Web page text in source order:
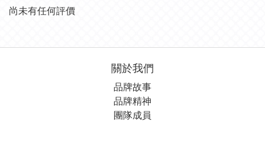
尚未有任何評價
關於我們
品牌故事
品牌精神
團隊成員